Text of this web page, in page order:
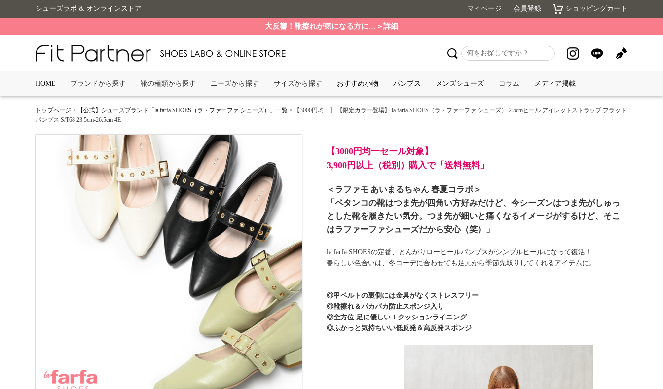
シューズラボ & オンラインストア マイページ 会員登録 ショッピングカート
大反響！靴擦れが気になる方に…＞詳細
HOME ブランドから探す 靴の種類から探す ニーズから探す サイズから探す おすすめ小物 パンプス メンズシューズ コラム メディア掲載
トップページ > 【公式】シューズブランド「la farfa SHOES（ラ・ファーファ シューズ）」一覧 > 【3000円均一】 【限定カラー登場】 la farfa SHOES（ラ・ファーファ シューズ） 2.5cmヒール アイレットストラップ フラット
パンプス S/T68 23.5cm-26.5cm 4E
【3000円均一セール対象】
3,900円以上（税別）購入で「送料無料」
＜ラファモ あいまるちゃん 春夏コラボ＞
「ペタンコの靴はつま先が四角い方好みだけど、今シーズンはつま先がしゅっ
とした靴を履きたい気分。つま先が細いと痛くなるイメージがするけど、そこ
はラファーファシューズだから安心（笑）」
la farfa SHOESの定番、とんがりローヒールパンプスがシンプルヒールになって復活！
春らしい色合いは、冬コーデに合わせても足元から季節先取りしてくれるアイテムに。
◎甲ベルトの裏側には金具がなくストレスフリー
◎靴擦れ＆パカパカ防止スポンジ入り
◎全方位 足に優しい！クッションライニング
◎ふかっと気持ちいい低反発＆高反発スポンジ